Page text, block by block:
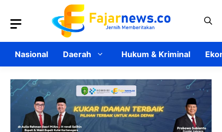
Nasional Daerah Hukum & Kriminal